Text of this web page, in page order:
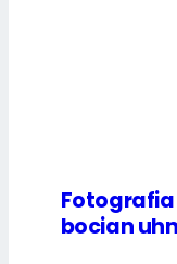
Fotografia
bocian